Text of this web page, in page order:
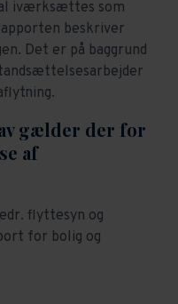
iværksættes som
beskriver
Det er på baggrund
gælder der for
af
flyttesyn og
for bolig og